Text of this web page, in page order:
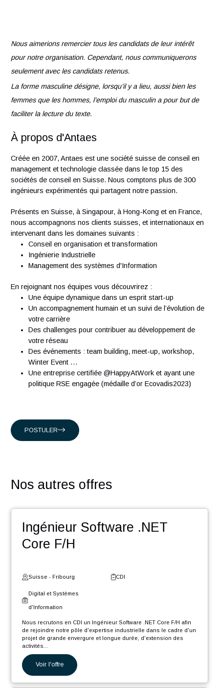
collaboration efficace entre les équipes.
Doté d’une forte capacité d’analyse, apte à gérer la
complexité de projets transverses avec rigueur et une
grande attention aux détails.
Nous aimerions remercier tous les candidats de leur intérêt
pour notre organisation. Cependant, nous communiquerons
seulement avec les candidats retenus.
La forme masculine désigne, lorsqu’il y a lieu, aussi bien les
femmes que les hommes, l’emploi du masculin a pour but
faciliter la lecture du texte.
À propos d'Antaes
Créée en 2007, Antaes est une société suisse de conseil
management et technologie classée dans le top 15 des
sociétés de conseil en Suisse. Nous comptons plus de 300
ingénieurs expérimentés qui partagent notre passion.
Présents en Suisse, à Singapour, à Hong-Kong et en
nous accompagnons nos clients suisses, et internationaux
intervenant dans les domaines suivants :
Conseil en organisation et transformation
En rejoignant nos équipes vous découvrirez :
Des challenges pour contribuer au développement de
Des événements : team building, meet-up, workshop,
Winter Event …
Une entreprise certifiée @HappyAtWork et ayant une
politique RSE engagée (médaille d’or Ecovadis2023)
POSTULER
Nos autres offres